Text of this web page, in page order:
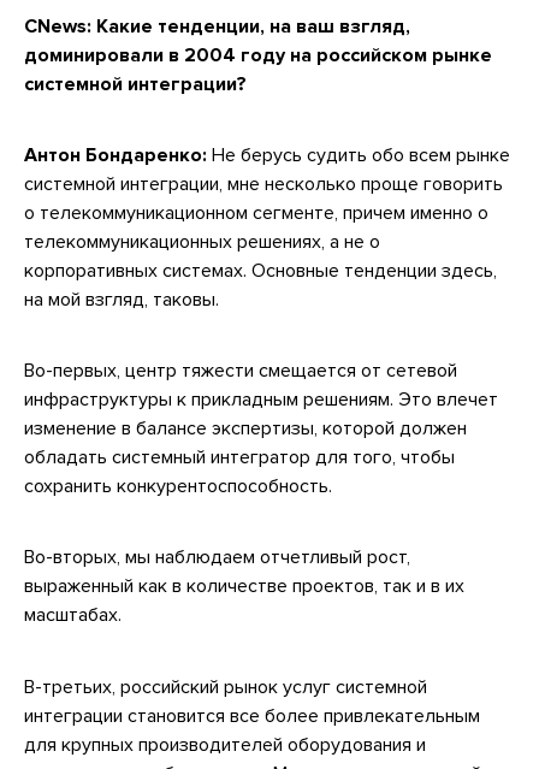
CNews: Какие тенденции, на ваш взгляд,
доминировали в 2004 году на российском рынке
системной интеграции?
Антон Бондаренко: Не берусь судить обо всем рынке
системной интеграции, мне несколько проще говорить
о телекоммуникационном сегменте, причем именно о
телекоммуникационных решениях, а не о
корпоративных системах. Основные тенденции здесь,
на мой взгляд, таковы.
Во-первых, центр тяжести смещается от сетевой
инфраструктуры к прикладным решениям. Это влечет
изменение в балансе экспертизы, которой должен
обладать системный интегратор для того, чтобы
сохранить конкурентоспособность.
Во-вторых, мы наблюдаем отчетливый рост,
выраженный как в количестве проектов, так и в их
масштабах.
В-третьих, российский рынок услуг системной
интеграции становится все более привлекательным
для крупных производителей оборудования и